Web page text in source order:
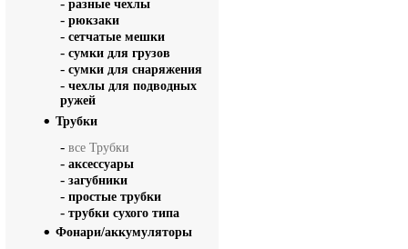
- разные чехлы
- рюкзаки
- сетчатые мешки
- сумки для грузов
- сумки для снаряжения
- чехлы для подводных
ружей
Трубки
- все Трубки
- аксессуары
- загубники
- простые трубки
- трубки сухого типа
Фонари/аккумуляторы